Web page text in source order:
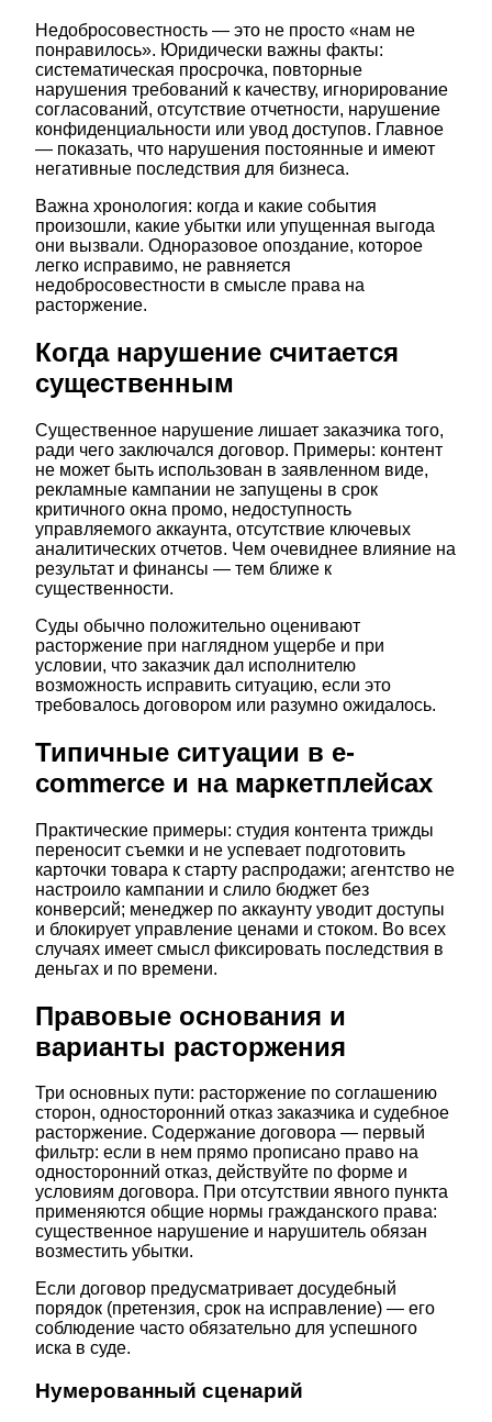
Недобросовестность — это не просто «нам не
понравилось». Юридически важны факты:
систематическая просрочка, повторные
нарушения требований к качеству, игнорирование
согласований, отсутствие отчетности, нарушение
конфиденциальности или увод доступов. Главное
— показать, что нарушения постоянные и имеют
негативные последствия для бизнеса.
Важна хронология: когда и какие события
произошли, какие убытки или упущенная выгода
они вызвали. Одноразовое опоздание, которое
легко исправимо, не равняется
недобросовестности в смысле права на
расторжение.
Когда нарушение считается
существенным
Существенное нарушение лишает заказчика того,
ради чего заключался договор. Примеры: контент
не может быть использован в заявленном виде,
рекламные кампании не запущены в срок
критичного окна промо, недоступность
управляемого аккаунта, отсутствие ключевых
аналитических отчетов. Чем очевиднее влияние на
результат и финансы — тем ближе к
существенности.
Суды обычно положительно оценивают
расторжение при наглядном ущербе и при
условии, что заказчик дал исполнителю
возможность исправить ситуацию, если это
требовалось договором или разумно ожидалось.
Типичные ситуации в e-
commerce и на маркетплейсах
Практические примеры: студия контента трижды
переносит съемки и не успевает подготовить
карточки товара к старту распродажи; агентство не
настроило кампании и слило бюджет без
конверсий; менеджер по аккаунту уводит доступы
и блокирует управление ценами и стоком. Во всех
случаях имеет смысл фиксировать последствия в
деньгах и по времени.
Правовые основания и
варианты расторжения
Три основных пути: расторжение по соглашению
сторон, односторонний отказ заказчика и судебное
расторжение. Содержание договора — первый
фильтр: если в нем прямо прописано право на
односторонний отказ, действуйте по форме и
условиям договора. При отсутствии явного пункта
применяются общие нормы гражданского права:
существенное нарушение и нарушитель обязан
возместить убытки.
Если договор предусматривает досудебный
порядок (претензия, срок на исправление) — его
соблюдение часто обязательно для успешного
иска в суде.
Нумерованный сценарий